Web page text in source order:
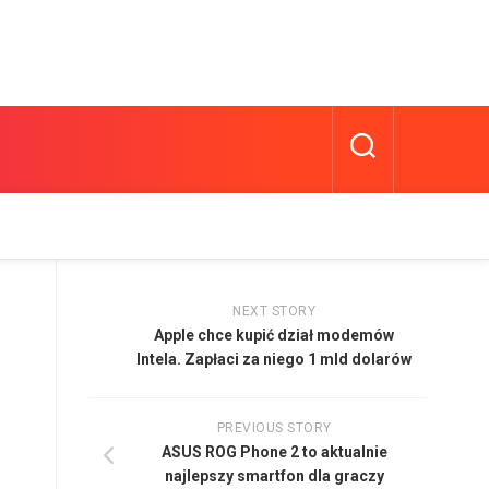
NEXT STORY
Apple chce kupić dział modemów
Intela. Zapłaci za niego 1 mld dolarów
PREVIOUS STORY
ASUS ROG Phone 2 to aktualnie
najlepszy smartfon dla graczy